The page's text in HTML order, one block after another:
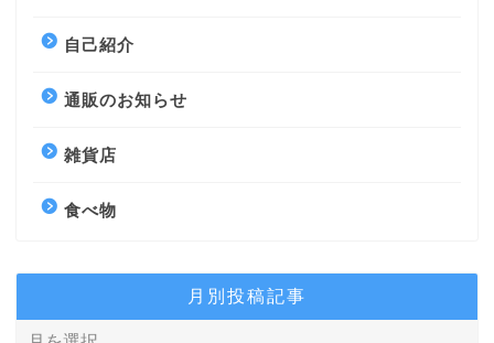
自己紹介
通販のお知らせ
雑貨店
食べ物
月別投稿記事